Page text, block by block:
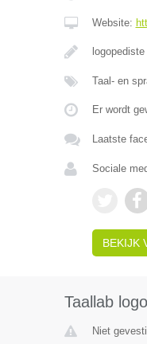
Website:
logopediste
Taal- en
Er wordt
Laatste
Sociale
BEKIJK
Taallab
Niet